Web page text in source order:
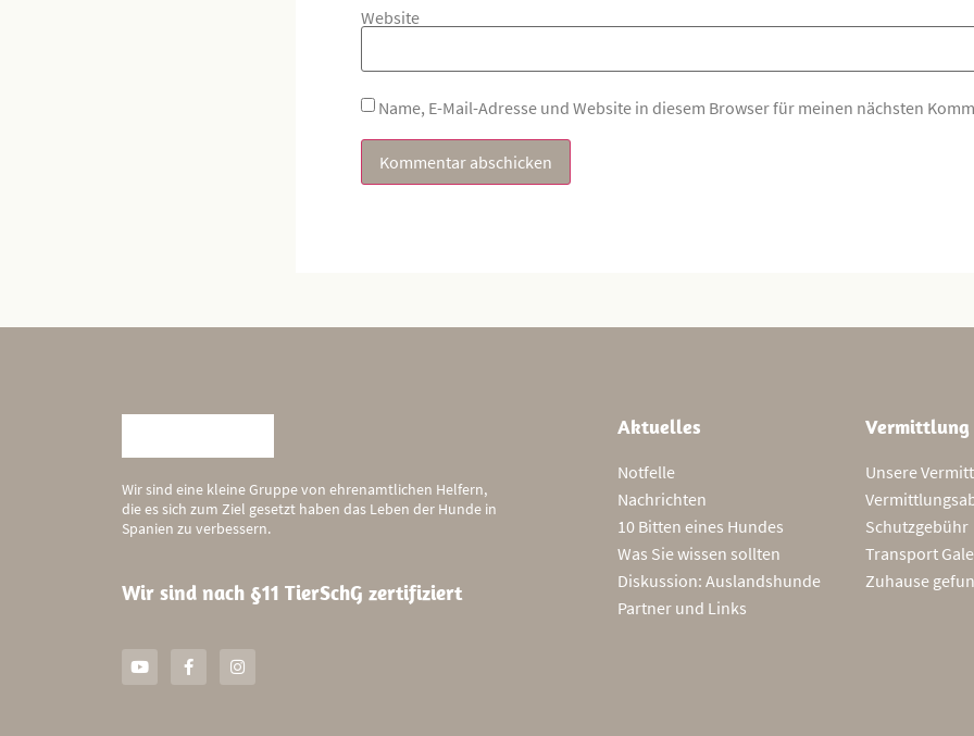
Website
Name, E-Mail-Adresse und Website in diesem Browser für meinen nächsten
Wir sind eine kleine Gruppe von ehrenamtlichen Helfern,
die es sich zum Ziel gesetzt haben das Leben der Hunde in
Spanien zu verbessern.
Wir sind nach §11 TierSchG zertifiziert
Aktuelles
Notfelle
Nachrichten
10 Bitten eines Hundes
Was Sie wissen sollten
Diskussion: Auslandshunde
Partner und Links
Vermittlung
Unsere
Schutzgebühr
Transport
Zuhause